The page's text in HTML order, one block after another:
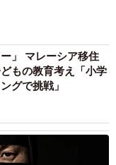
」 マレーシア移住
もの教育考え「小学
グで挑戦」